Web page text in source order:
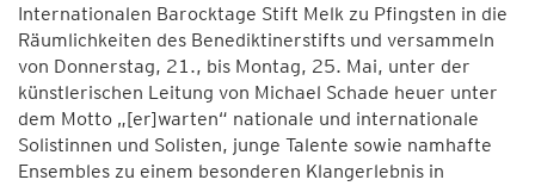
Internationalen Barocktage Stift Melk zu Pfingsten in die
Räumlichkeiten des Benediktinerstifts und versammeln
von Donnerstag, 21., bis Montag, 25. Mai, unter der
künstlerischen Leitung von Michael Schade heuer unter
dem Motto „[er]warten“ nationale und internationale
Solistinnen und Solisten, junge Talente sowie namhafte
Ensembles zu einem besonderen Klangerlebnis in